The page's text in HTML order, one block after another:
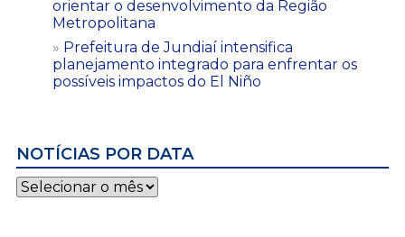
orientar o desenvolvimento da Região
Metropolitana
Prefeitura de Jundiaí intensifica
planejamento integrado para enfrentar os
possíveis impactos do El Niño
NOTÍCIAS POR DATA
Notícias
por